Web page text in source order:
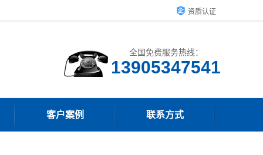
资质认证
全国免费服务热线：
13905347541
客户案例 联系方式